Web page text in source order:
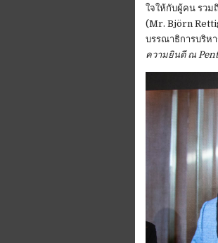
ใจให้กับผู้คน รวม
(Mr. Björn
บรรณาธิการบริห
ความยินดี ณ